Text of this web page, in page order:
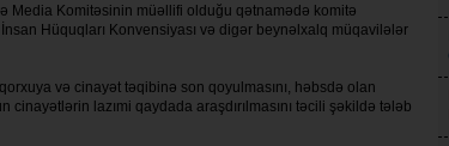
Media Komitəsinin müəllifi olduğu qətnamədə komitə
Hüquqları Konvensiyası və digər beynəlxalq müqavilələr
və cinayət təqibinə son qoyulmasını, həbsdə olan
lazımi qaydada araşdırılmasını təcili şəkildə tələb